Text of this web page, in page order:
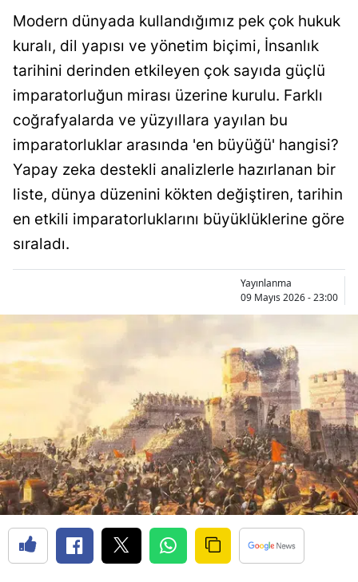
Bilecik
Bingöl
Bitlis
Bolu
Burdur
Bursa
Çanakkale
Çorum
Diyarbakır
Edirne
Elazığ
Erzincan
Erzurum
Gaziantep
Modern dünyada kullandığımız pek çok hukuk
kuralı, dil yapısı ve yönetim biçimi, İnsanlık
tarihini derinden etkileyen çok sayıda güçlü
imparatorluğun mirası üzerine kurulu. Farklı
coğrafyalarda ve yüzyıllara yayılan bu
imparatorluklar arasında 'en büyüğü' hangisi?
Yapay zeka destekli analizlerle hazırlanan bir
liste, dünya düzenini kökten değiştiren, tarihin
en etkili imparatorluklarını büyüklüklerine göre
sıraladı.
Yayınlanma
09 Mayıs 2026 - 23:00